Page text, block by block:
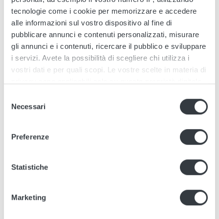
tecnologie come i cookie per memorizzare e accedere
alle informazioni sul vostro dispositivo al fine di
pubblicare annunci e contenuti personalizzati, misurare
gli annunci e i contenuti, ricercare il pubblico e sviluppare
i servizi. Avete la possibilità di scegliere chi utilizza i
vostri dati e per quali scopi. Le vostre scelte in materia di
modificare o revocare il proprio consenso in qualsiasi
momento dalla Dichiarazione sui cookie o facendo clic
raccogliere informazioni sulla tua posizione
geografica, con un'approssimazione di qualche
Identificare il tuo dispositivo, scansionandolo
delNecessari
Preferenze
Statistiche
Marketing
SL180 48V/320A 380-440 V
SL180
V